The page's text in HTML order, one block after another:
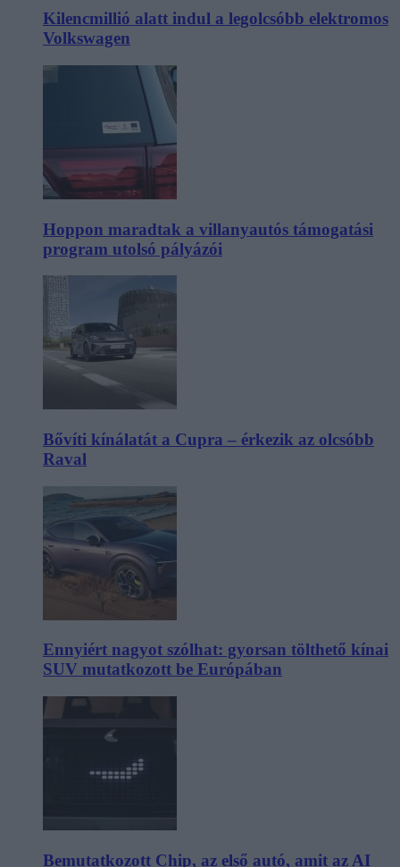
Kilencmillió alatt indul a legolcsóbb elektromos
Volkswagen
Hoppon maradtak a villanyautós támogatási
program utolsó pályázói
Bővíti kínálatát a Cupra – érkezik az olcsóbb
Raval
Ennyiért nagyot szólhat: gyorsan tölthető kínai
SUV mutatkozott be Európában
Bemutatkozott Chip, az első autó, amit az AI